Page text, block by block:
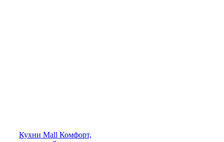
Кухни Mall Комфорт,